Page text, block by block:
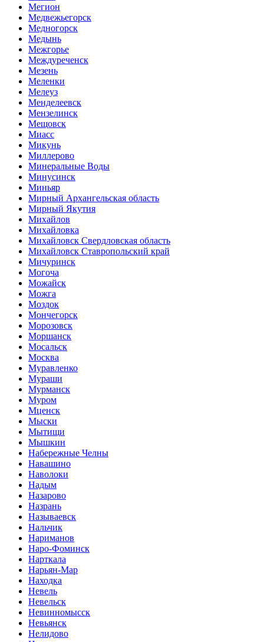
Мегион
Медвежьегорск
Медногорск
Медынь
Межгорье
Междуреченск
Мезень
Меленки
Мелеуз
Менделеевск
Мензелинск
Мещовск
Миасс
Микунь
Миллерово
Минеральные Воды
Минусинск
Миньяр
Мирный Архангельская область
Мирный Якутия
Михайлов
Михайловка
Михайловск Свердловская область
Михайловск Ставропольский край
Мичуринск
Могоча
Можайск
Можга
Моздок
Мончегорск
Морозовск
Моршанск
Мосальск
Москва
Муравленко
Мураши
Мурманск
Муром
Мценск
Мыски
Мытищи
Мышкин
Набережные Челны
Навашино
Наволоки
Надым
Назарово
Назрань
Называевск
Нальчик
Нариманов
Наро-Фоминск
Нарткала
Нарьян-Мар
Находка
Невель
Невельск
Невинномысск
Невьянск
Нелидово